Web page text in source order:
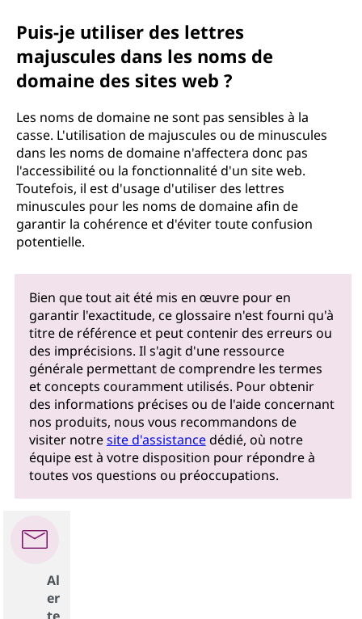
Puis-je utiliser des lettres
majuscules dans les noms de
domaine des sites web ?
Les noms de domaine ne sont pas sensibles à la
casse. L'utilisation de majuscules ou de minuscules
dans les noms de domaine n'affectera donc pas
l'accessibilité ou la fonctionnalité d'un site web.
Toutefois, il est d'usage d'utiliser des lettres
minuscules pour les noms de domaine afin de
garantir la cohérence et d'éviter toute confusion
potentielle.
Bien que tout ait été mis en œuvre pour en
garantir l'exactitude, ce glossaire n'est fourni qu'à
titre de référence et peut contenir des erreurs ou
des imprécisions. Il s'agit d'une ressource
générale permettant de comprendre les termes
et concepts couramment utilisés. Pour obtenir
des informations précises ou de l'aide concernant
nos produits, nous vous recommandons de
visiter notresite d'assistancedédié, où notre
équipe est à votre disposition pour répondre à
toutes vos questions ou préoccupations.
Al
er